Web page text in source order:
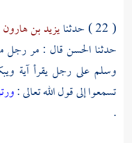
( 22 ) حدثنا
يزيد بن هارون
حدثنا الحسنقال : مر رجل
وسلم على رجل يقرأ آية
تسمعوا إلى قول الله تعالى :
.